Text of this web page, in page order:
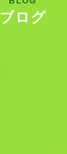
ブログ